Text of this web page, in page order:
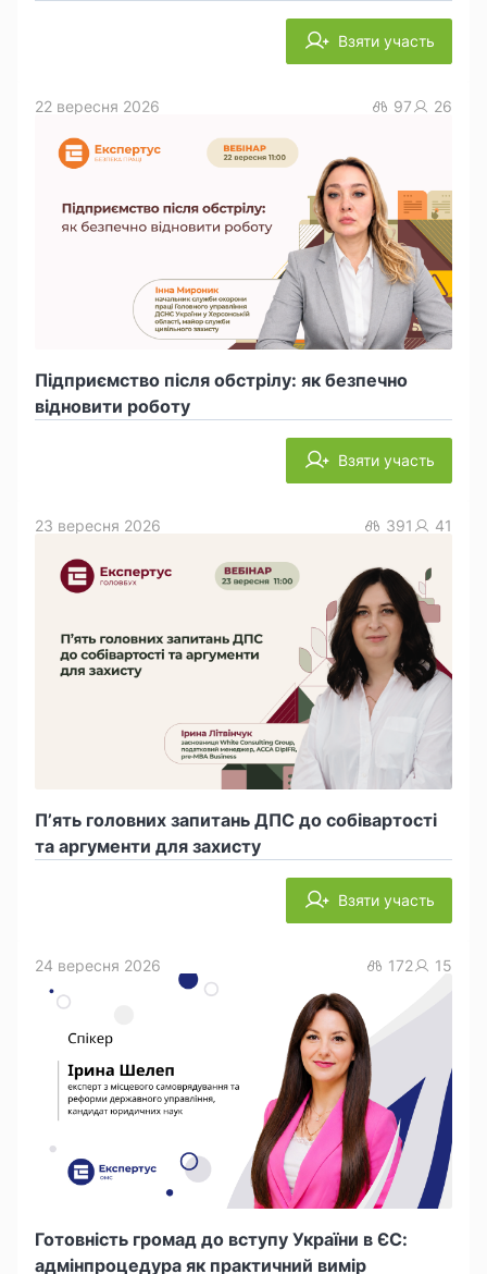
Взяти участь
Підприємство після обстрілу: як безпечно
відновити роботу
22 вересня 2026 97 26
Взяти участь
П’ять головних запитань ДПС до собівартості
та аргументи для захисту
23 вересня 2026 391 41
Взяти участь
Готовність громад до вступу України в ЄС:
адмінпроцедура як практичний вимір
24 вересня 2026 172 15